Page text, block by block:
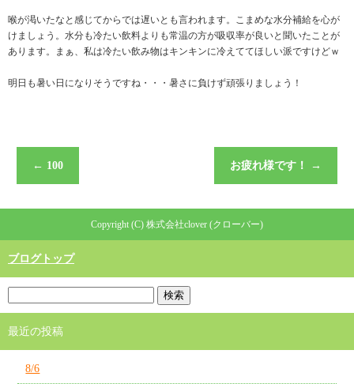
喉が渇いたなと感じてからでは遅いとも言われます。こまめな水分補給を心が
けましょう。水分も冷たい飲料よりも常温の方が吸収率が良いと聞いたことが
あります。まぁ、私は冷たい飲み物はキンキンに冷えててほしい派ですけどｗ
明日も暑い日になりそうですね・・・暑さに負けず頑張りましょう！
← 100 お疲れ様です！ →
Copyright (C) 株式会社clover (クローバー)
ブログトップ
最近の投稿
8/6